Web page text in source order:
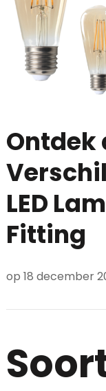
Ontdek
LED
Fitting
op 18 december